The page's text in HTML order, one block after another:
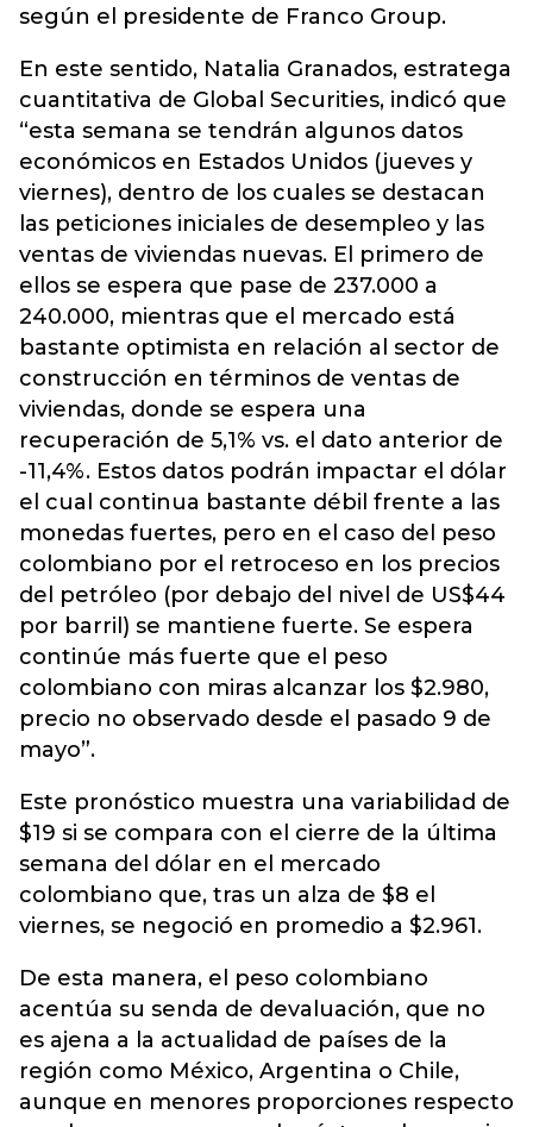
según el presidente de Franco Group.
En este sentido, Natalia Granados, estratega
cuantitativa de Global Securities, indicó que
“esta semana se tendrán algunos datos
económicos en Estados Unidos (jueves y
viernes), dentro de los cuales se destacan
las peticiones iniciales de desempleo y las
ventas de viviendas nuevas. El primero de
ellos se espera que pase de 237.000 a
240.000, mientras que el mercado está
bastante optimista en relación al sector de
construcción en términos de ventas de
viviendas, donde se espera una
recuperación de 5,1% vs. el dato anterior de
-11,4%. Estos datos podrán impactar el dólar
el cual continua bastante débil frente a las
monedas fuertes, pero en el caso del peso
colombiano por el retroceso en los precios
del petróleo (por debajo del nivel de US$44
por barril) se mantiene fuerte. Se espera
continúe más fuerte que el peso
colombiano con miras alcanzar los $2.980,
precio no observado desde el pasado 9 de
mayo”.
Este pronóstico muestra una variabilidad de
$19 si se compara con el cierre de la última
semana del dólar en el mercado
colombiano que, tras un alza de $8 el
viernes, se negoció en promedio a $2.961.
De esta manera, el peso colombiano
acentúa su senda de devaluación, que no
es ajena a la actualidad de países de la
región como México, Argentina o Chile,
aunque en menores proporciones respecto